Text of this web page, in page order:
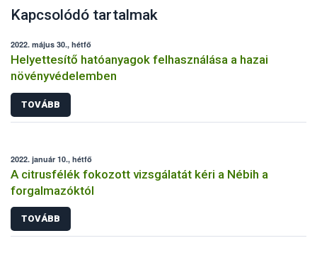
Kapcsolódó tartalmak
2022. május 30., hétfő
Helyettesítő hatóanyagok felhasználása a hazai
növényvédelemben
TOVÁBB
2022. január 10., hétfő
A citrusfélék fokozott vizsgálatát kéri a Nébih a
forgalmazóktól
TOVÁBB